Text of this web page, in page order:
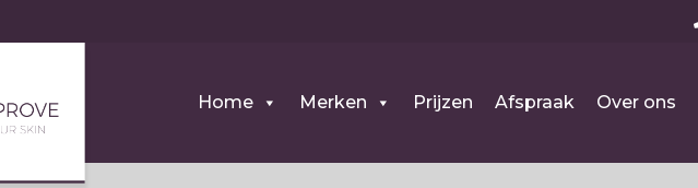
Home Merken Prijzen Afspraak Over ons